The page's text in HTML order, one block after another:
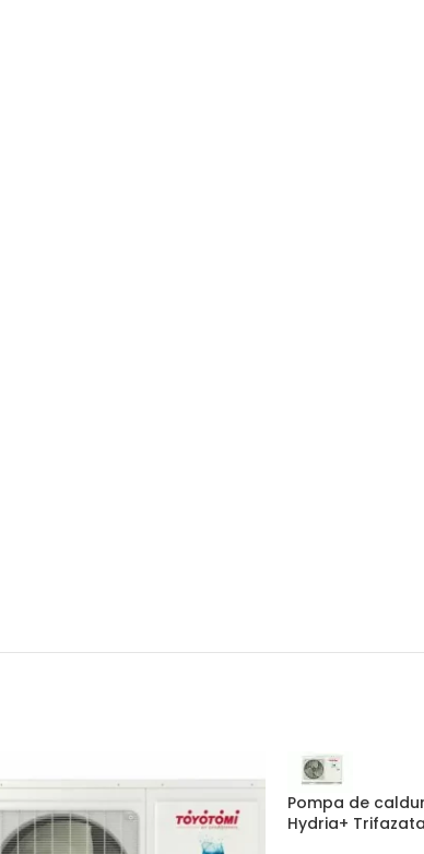
Pompa de
Hydria+ Trifazata